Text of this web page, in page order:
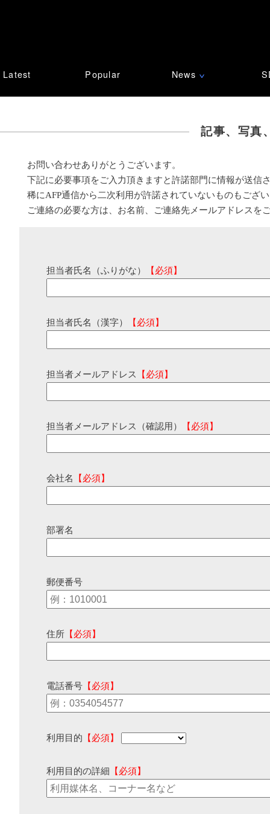
Latest Popular News ∨
記事、写真
お問い合わせありがとうございます。
下記に必要事項をご入力頂きますと許諾部門に情報が送信
稀にAFP通信から二次利用が許諾されていないものもござ
ご連絡の必要な方は、お名前、ご連絡先メールアドレスを
担当者氏名（ふりがな） 【必須】
担当者氏名（漢字） 【必須】
担当者メールアドレス 【必須】
担当者メールアドレス（確認用） 【必須】
会社名 【必須】
部署名
郵便番号
住所 【必須】
電話番号 【必須】
利用目的 【必須】
利用目的の詳細 【必須】